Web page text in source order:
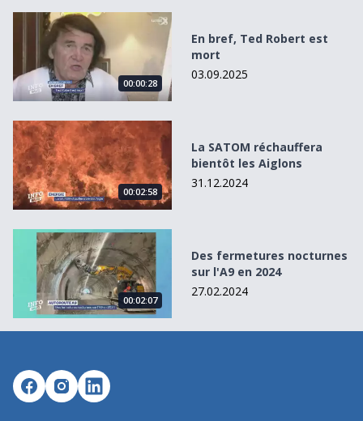
En bref, Ted Robert est mort
00:00:28
En bref, Ted Robert est
mort
03.09.2025
La SATOM réchauffera bientôt les Aiglons
00:02:58
La SATOM réchauffera
bientôt les Aiglons
31.12.2024
Des fermetures nocturnes sur l&#039;A9 en 2024
00:02:07
Des fermetures nocturnes
sur l'A9 en 2024
27.02.2024